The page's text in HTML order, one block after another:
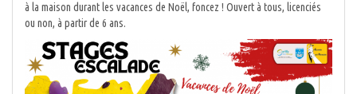
à la maison durant les vacances de Noël, foncez ! Ouvert à tous, licenciés
ou non, à partir de 6 ans.